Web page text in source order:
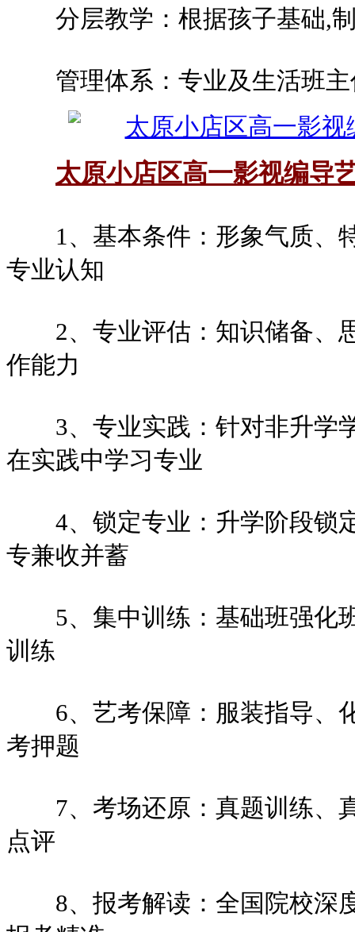
分层教学：根据孩子基础,制
管理体系：专业及生活班主
太原小店区高一影视编导
1、基本条件：形象气质、
专业认知
2、专业评估：知识储备、
作能力
3、专业实践：针对非升学
在实践中学习专业
4、锁定专业：升学阶段锁
专兼收并蓄
5、集中训练：基础班强化
训练
6、艺考保障：服装指导、
考押题
7、考场还原：真题训练、
点评
8、报考解读：全国院校深